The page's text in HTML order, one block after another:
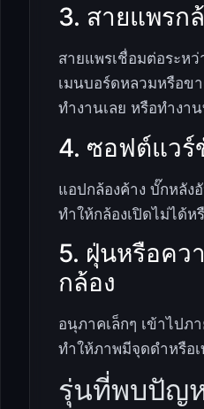
3. สายแพรก
สายแพรเชื่อมต่อระหว่
เมนบอร์ดหลวมหรือข
ทำงานเลย หรือทำงา
4. ซอฟต์แวร์
แอปกล้องค้าง บั๊กหลัง
ทำให้กล้องเปิดไม่ได้ห
5. ฝุ่นหรือคว
กล้อง
อนุภาคเล็กๆ เข้าไปภ
ทำให้ภาพมีจุดดำหรือ
รุ่นที่พบปัญ